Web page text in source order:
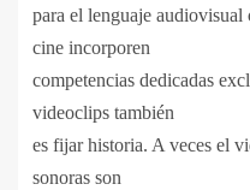
para el lenguaje audiovisual
cine incorporen
competencias dedicadas
videoclips también
es fijar historia. A veces el
sonoras son